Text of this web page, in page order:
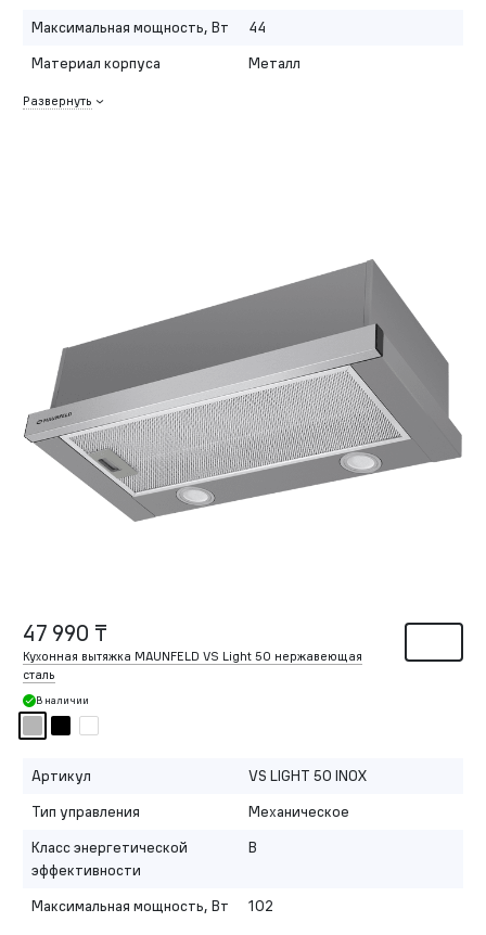
Максимальная мощность, Вт
44
Материал корпуса
Металл
Развернуть
47 990 ₸
Кухонная вытяжка MAUNFELD VS Light 50 нержавеющая
сталь
В наличии
Артикул
VS LIGHT 50 INOX
Тип управления
Механическое
Класс энергетической
эффективности
B
Максимальная мощность, Вт 102